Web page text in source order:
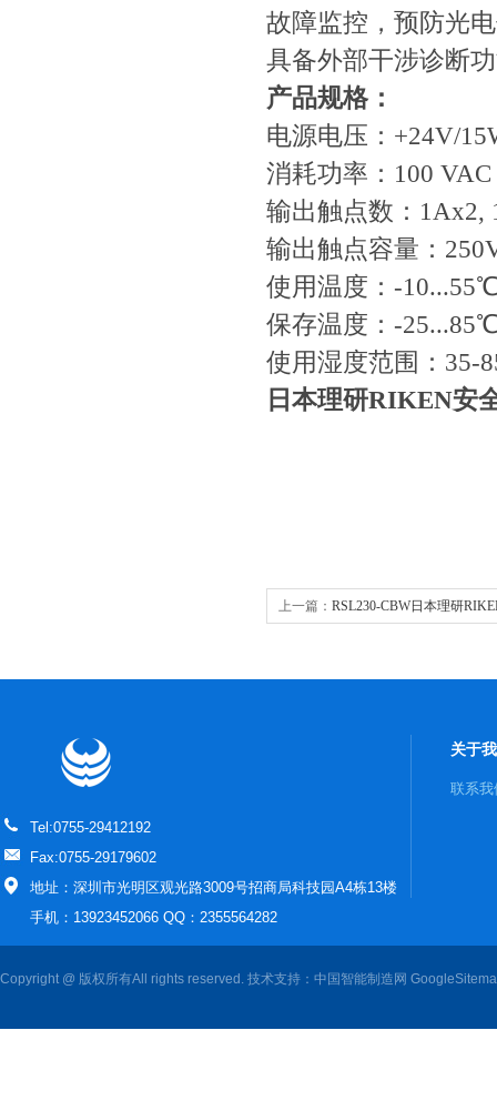
故障监控，预防光
具备外部干涉诊断
产品规格：
电源电压：+24V/
消耗功率：100
输出触点数：1Ax2,
输出触点容量：
使用温度：-
保存温度：-
使用湿度范围：35-
日本理研RIKEN安
上一篇： RSL230-CBW日本理研
Tel:0755-29412192
Fax:0755-29179602
地址：深圳市光明区观光路3009号招商局科技园A4栋13楼
手机：13923452066 QQ：2355564282
关于
联系我
Copyright @ 版权所有All rights reserved. 技术支持： 中国智能制造网